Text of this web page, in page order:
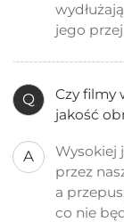
jego
Q
Czy filmy
jakość
A
Wysokiej
przez
a
co nie